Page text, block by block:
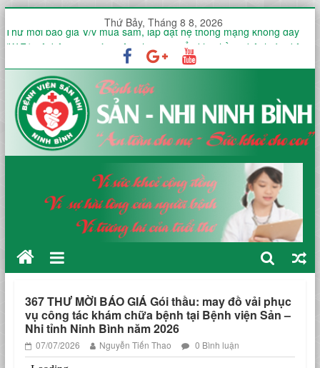
Thứ Bảy, Tháng 8 8, 2026
Thư mời báo giá V/v mua sắm, lắp đặt hệ thống mạng không dây
(WiFi) nội bộ trong toàn viện phục vụ triển khai hồ sơ bệnh án điện
tử (EMR)
Công văn V/v báo giá Thuê dịch vụ chứng thực chữ ký số
KHOA ĐIỀU TRỊ YÊU CẦU HƯỞNG ỨNG TUẦN LỄ THẾ GIỚI NUÔI
CON BẰNG SỮA MẸ NĂM 2026
KHOA SẢN THƯỜNG HƯỞNG ỨNG TUẦN LỄ THẾ GIỚI NUÔI CON
BẰNG SỮA MẸ NĂM 2026
451 THƯ MỜI KHẢO SÁT VÀ BÁO GIÁ Dịch vụ diệt gián tại Bệnh
viện Sản -Nhi tỉnh Ninh Bình trong 12 tháng
367 THƯ MỜI BÁO GIÁ Gói thầu: may đồ vải phục
vụ công tác khám chữa bệnh tại Bệnh viện Sản –
Nhi tỉnh Ninh Bình năm 2026
07/07/2026 Nguyễn Tiến Thao 0 Bình luận